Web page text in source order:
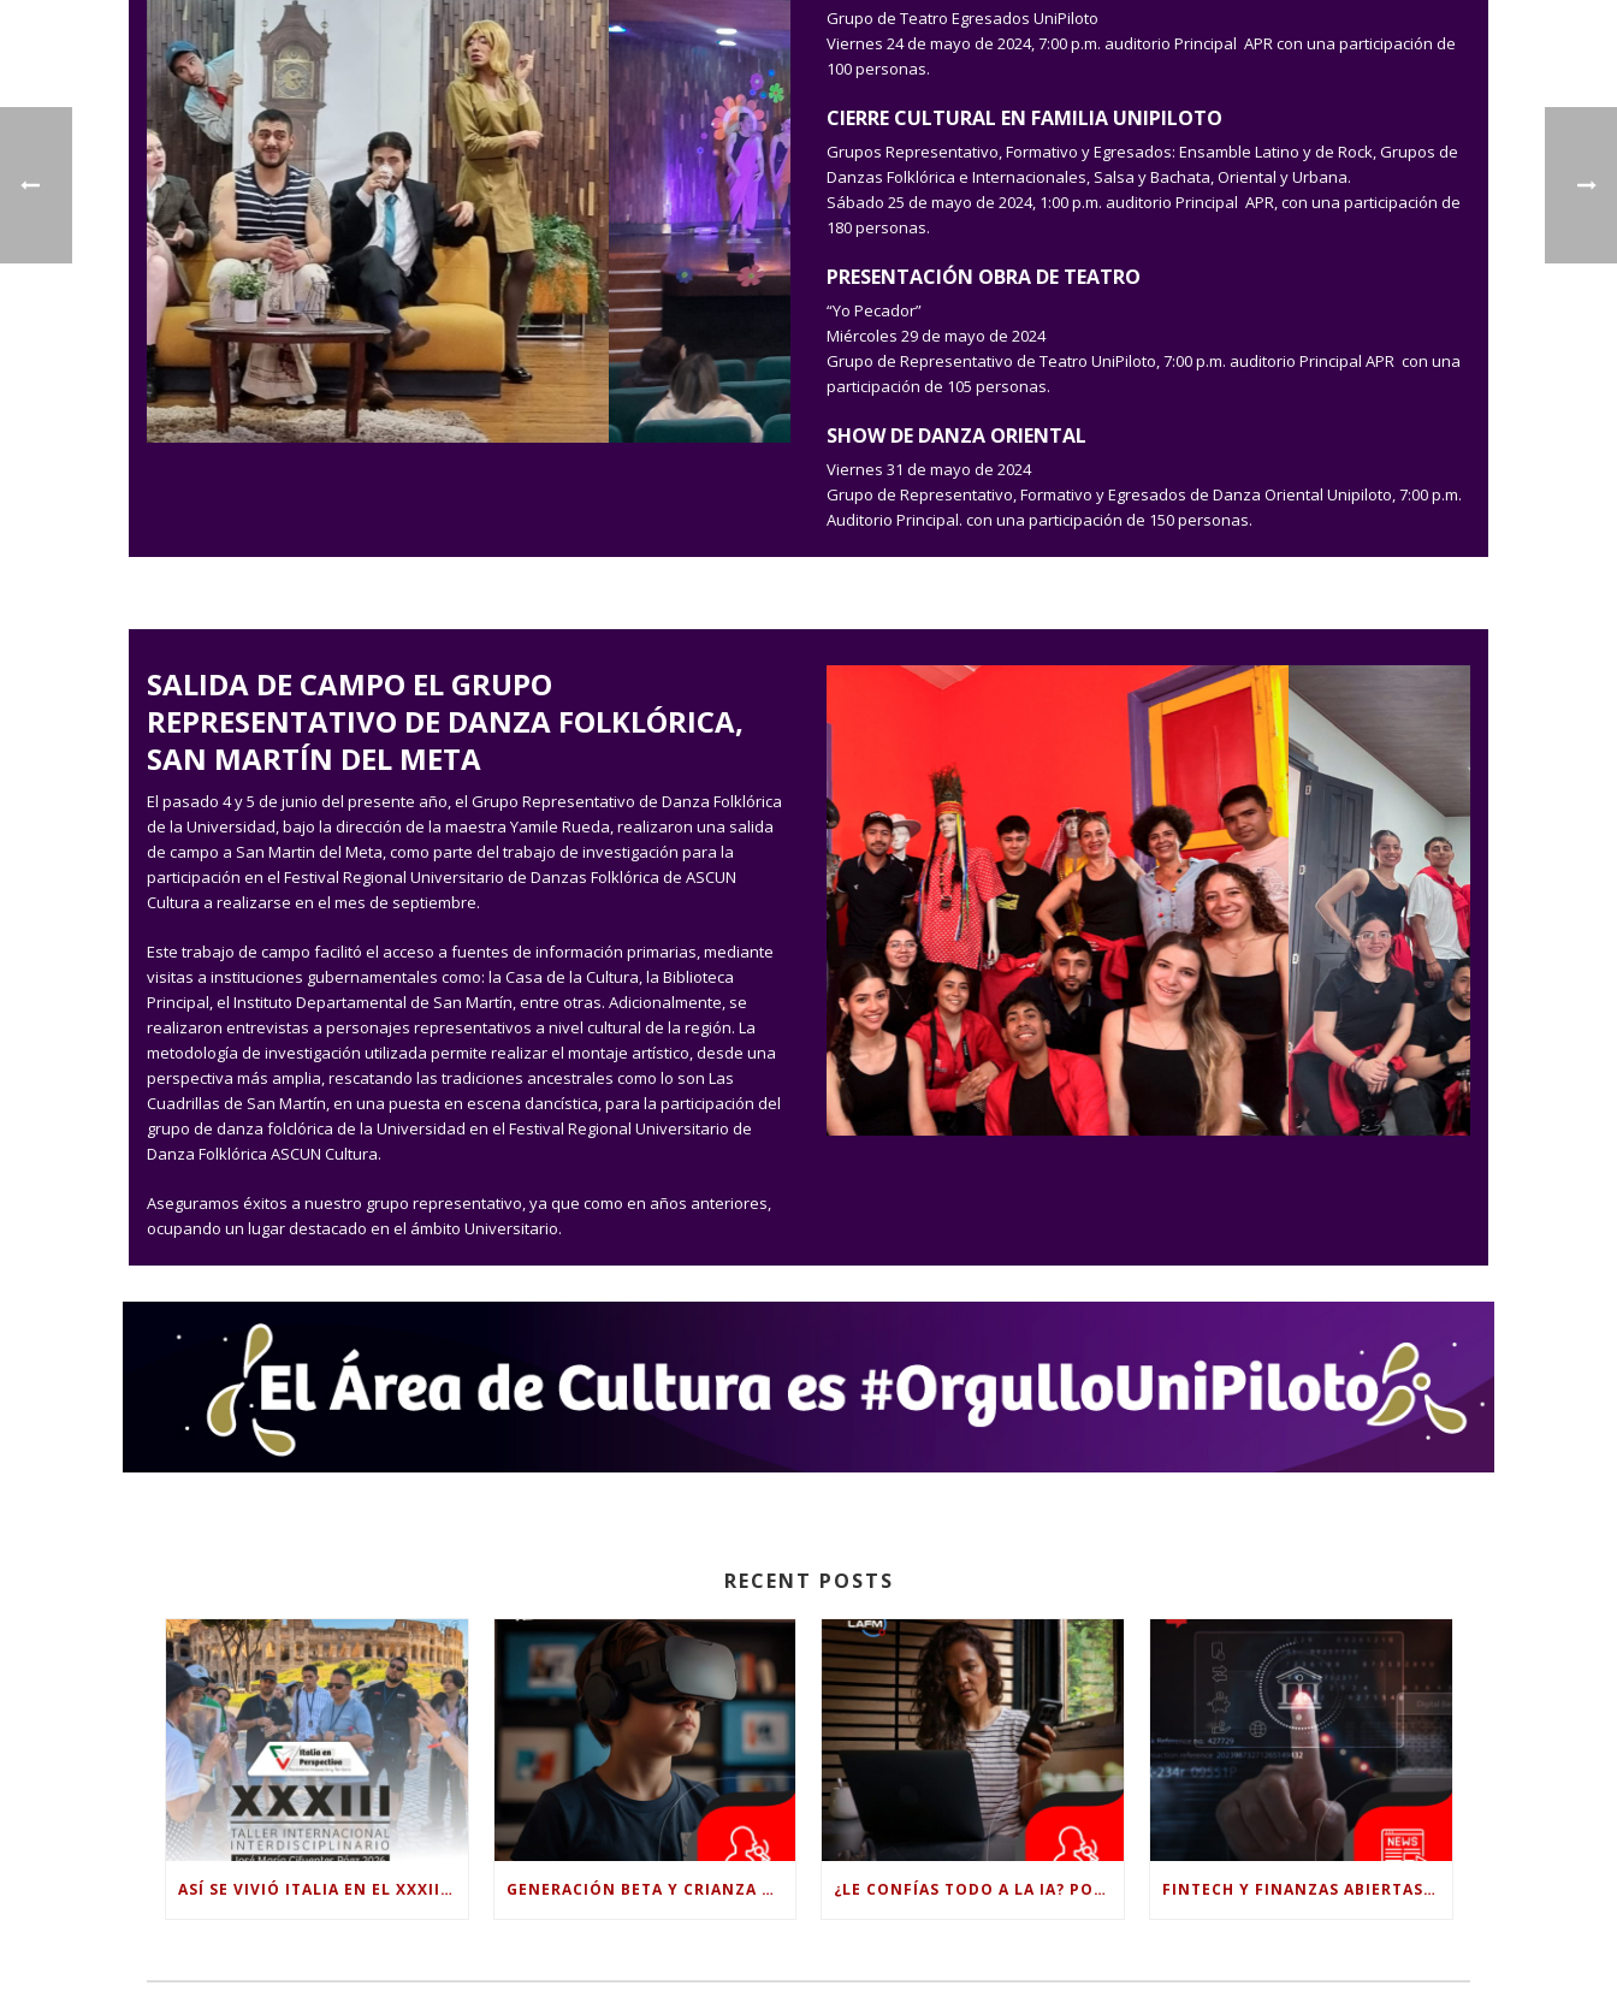
Grupo de Teatro Egresados UniPiloto
Viernes 24 de mayo de 2024, 7:00 p.m. auditorio Principal APR con una participación de
100 personas.
CIERRE CULTURAL EN FAMILIA UNIPILOTO
Grupos Representativo, Formativo y Egresados: Ensamble Latino y de Rock, Grupos de
Danzas Folklórica e Internacionales, Salsa y Bachata, Oriental y Urbana.
Sábado 25 de mayo de 2024, 1:00 p.m. auditorio Principal APR, con una participación de
180 personas.
PRESENTACIÓN OBRA DE TEATRO
“Yo Pecador”
Miércoles 29 de mayo de 2024
Grupo de Representativo de Teatro UniPiloto, 7:00 p.m. auditorio Principal APR con una
participación de 105 personas.
SHOW DE DANZA ORIENTAL
Viernes 31 de mayo de 2024
Grupo de Representativo, Formativo y Egresados de Danza Oriental Unipiloto, 7:00 p.m.
Auditorio Principal. con una participación de 150 personas.
SALIDA DE CAMPO EL GRUPO
REPRESENTATIVO DE DANZA FOLKLÓRICA,
SAN MARTÍN DEL META
El pasado 4 y 5 de junio del presente año, el Grupo Representativo de Danza Folklórica
de la Universidad, bajo la dirección de la maestra Yamile Rueda, realizaron una salida
de campo a San Martin del Meta, como parte del trabajo de investigación para la
participación en el Festival Regional Universitario de Danzas Folklórica de ASCUN
Cultura a realizarse en el mes de septiembre.
Este trabajo de campo facilitó el acceso a fuentes de información primarias, mediante
visitas a instituciones gubernamentales como: la Casa de la Cultura, la Biblioteca
Principal, el Instituto Departamental de San Martín, entre otras. Adicionalmente, se
realizaron entrevistas a personajes representativos a nivel cultural de la región. La
metodología de investigación utilizada permite realizar el montaje artístico, desde una
perspectiva más amplia, rescatando las tradiciones ancestrales como lo son Las
Cuadrillas de San Martín, en una puesta en escena dancística, para la participación del
grupo de danza folclórica de la Universidad en el Festival Regional Universitario de
Danza Folklórica ASCUN Cultura.
Aseguramos éxitos a nuestro grupo representativo, ya que como en años anteriores,
ocupando un lugar destacado en el ámbito Universitario.
RECENT POSTS
ASÍ SE VIVIÓ ITALIA EN EL XXXIII TALLER INTERNACIONAL INTERDISCIPLINAR GENERACIÓN BETA Y CRIANZA DIGITAL: LOS RETOS DE CRIAR HIJOS EN LA ERA DE LA INTELIGENCIA ARTIFICIAL ¿LE CONFÍAS TODO A LA IA? POR QUÉ LA PSICÓLOGA DICE QUE ESO PUEDE COSTARTE TUS PROPIAS HABILIDADES FINTECH Y FINANZAS ABIERTAS: RETOS PARA EL NUEVO GOBIERNO COLOMBIANO